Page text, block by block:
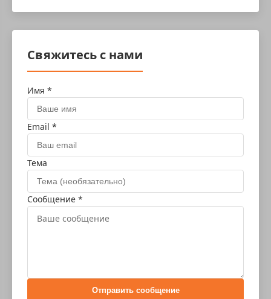
Свяжитесь с нами
Имя *
Email *
Тема
Сообщение *
Отправить сообщение